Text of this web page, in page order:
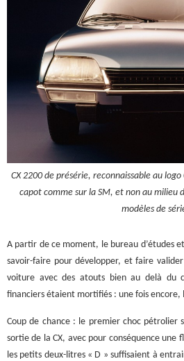
CX 2200 de présérie, reconnaissable au
capot comme sur la SM, et non au milieu
modèles de
A partir de ce moment, le bureau d’études
savoir-faire pour développer, et faire
voiture avec des atouts bien au delà du
financiers étaient mortifiés : une fois
Coup de chance : le premier choc pétrolier
sortie de la CX, avec pour conséquence une
les petits deux-litres « D » suffisaient à